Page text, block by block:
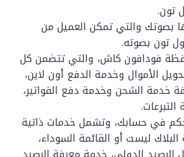
تون.
بصوتك والتي تمكن العميل من
تون بصوته.
فودافون كاش، والتي تتضمن كل
الأموال وخدمة الدفع أون لاين،
خدمة الشحن وخدمة دفع الفواتير،
في حسابك، وتشمل خدمات ذاتية
ليست أو القائمة السوداء،